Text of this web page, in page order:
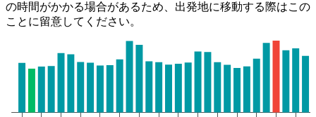
の時間がかかる場合があるため、出発地に移動する際はこの
ことに留意してください。